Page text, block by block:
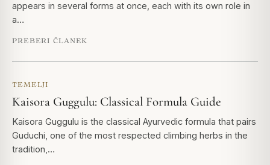
appears in several forms at once, each with its own role in
a…
PREBERI ČLANEK
TEMELJI
Kaisora Guggulu: Classical Formula Guide
Kaisora Guggulu is the classical Ayurvedic formula that pairs
Guduchi, one of the most respected climbing herbs in the
tradition,…